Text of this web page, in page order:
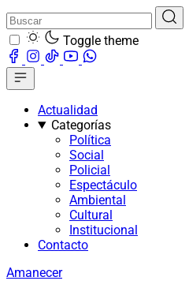
Toggle theme
Actualidad
Categorías
Política
Social
Policial
Espectáculo
Ambiental
Cultural
Institucional
Contacto
Amanecer